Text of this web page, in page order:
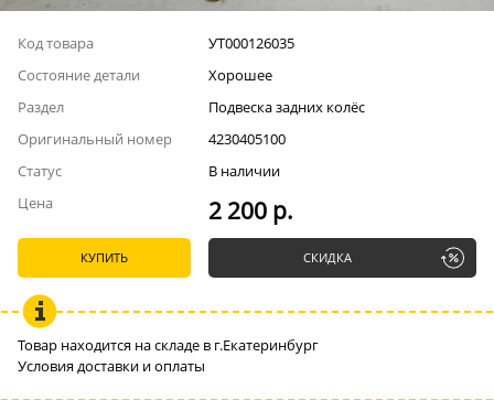
Код товара
УТ000126035
Состояние детали
Хорошее
Раздел
Подвеска задних колёс
Оригинальный номер
4230405100
Статус
В наличии
Цена
2 200 р.
КУПИТЬ СКИДКА
Товар находится на складе в г.Екатеринбург
Условия доставки и оплаты